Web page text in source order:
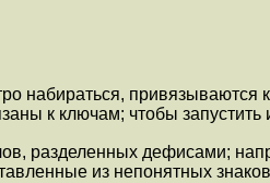
привязываются
к ключам; чтобы
разделенных дефисами;
из непонятных